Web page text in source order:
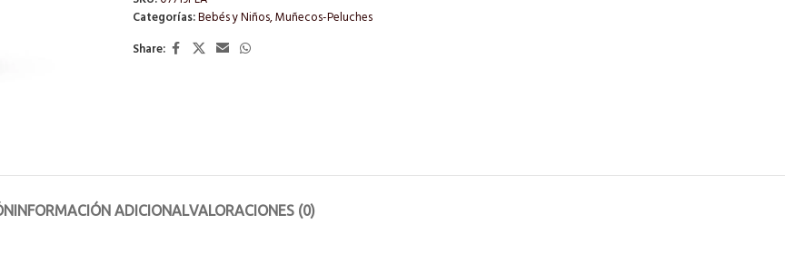
Categorías:Bebés y Niños,Muñecos-Peluches
Share:
INFORMACIÓN ADICIONALVALORACIONES (0)